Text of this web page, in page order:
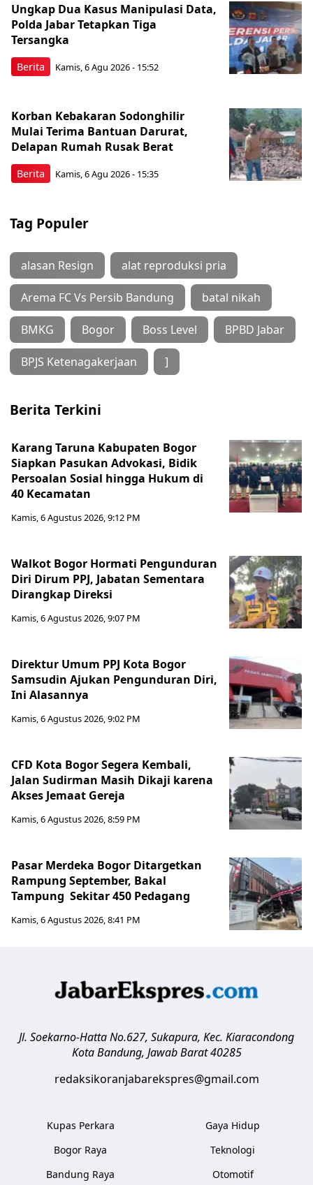
Berita
Ungkap Dua Kasus Manipulasi Data,
Polda Jabar Tetapkan Tiga
Tersangka
Kamis, 6 Agu 2026 - 15:52
Berita
Korban Kebakaran Sodonghilir
Mulai Terima Bantuan Darurat,
Delapan Rumah Rusak Berat
Kamis, 6 Agu 2026 - 15:35
Tag Populer
alasan Resign alat reproduksi pria
Arema FC Vs Persib Bandung batal nikah
BMKG Bogor Boss Level BPBD Jabar
BPJS Ketenagakerjaan ]
Berita Terkini
Karang Taruna Kabupaten Bogor
Siapkan Pasukan Advokasi, Bidik
Persoalan Sosial hingga Hukum di
40 Kecamatan
Kamis, 6 Agustus 2026, 9:12 PM
Walkot Bogor Hormati Pengunduran
Diri Dirum PPJ, Jabatan Sementara
Dirangkap Direksi
Kamis, 6 Agustus 2026, 9:07 PM
Direktur Umum PPJ Kota Bogor
Samsudin Ajukan Pengunduran Diri,
Ini Alasannya
Kamis, 6 Agustus 2026, 9:02 PM
CFD Kota Bogor Segera Kembali,
Jalan Sudirman Masih Dikaji karena
Akses Jemaat Gereja
Kamis, 6 Agustus 2026, 8:59 PM
Pasar Merdeka Bogor Ditargetkan
Rampung September, Bakal
Tampung Sekitar 450 Pedagang
Kamis, 6 Agustus 2026, 8:41 PM
Jl. Soekarno-Hatta No.627, Sukapura, Kec. Kiaracondong
Kota Bandung, Jawab Barat 40285
redaksikoranjabarekspres@gmail.com
Kupas Perkara
Bogor Raya
Bandung Raya
Gaya Hidup
Teknologi
Otomotif